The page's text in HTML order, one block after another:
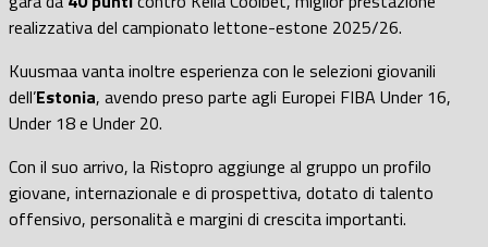
realizzativa del campionato lettone-estone 2025/26.
Kuusmaa vanta inoltre esperienza con le selezioni giovanili
dell’Estonia, avendo preso parte agli Europei FIBA Under 16,
Under 18 e Under 20.
Con il suo arrivo, la Ristopro aggiunge al gruppo un profilo
giovane, internazionale e di prospettiva, dotato di talento
offensivo, personalità e margini di crescita importanti.